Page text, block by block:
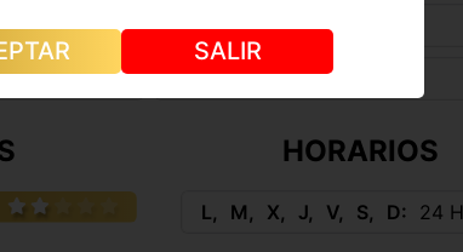
Color de ojos: Avellana
Piercings: Si
HORARIOS
L M X J V S D 24
SALIR